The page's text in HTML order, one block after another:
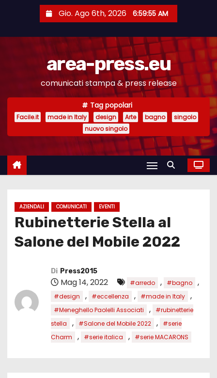
e
Gio. Ago 6th, 2026 6:59:56 AM
area-press.eu
comunicati stampa & press release
Tag popolari
Facile.it made in Italy design Arte bagno
singolo
nuovo singolo
AZIENDALI COMUNICATI EVENTI
Rubinetterie Stella al
Salone del Mobile 2022
Di Press2015
Mag 14, 2022 #arredo , #bagno ,
#design , #eccellenza , #made in Italy ,
#Meneghello Paolelli Associati ,
#rubinetterie
stella
, #Salone del Mobile 2022 ,
#serie
Charm
, #serie italica , #serie MACARONS